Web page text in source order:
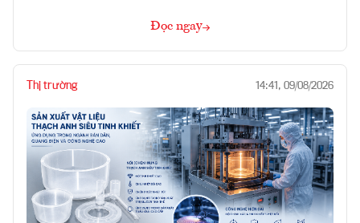
Đọc ngay
Thị trường 14:41, 09/08/2026